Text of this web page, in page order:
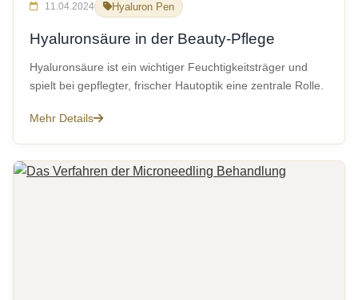
11.04.2024 Hyaluron Pen
Hyaluronsäure in der Beauty-Pflege
Hyaluronsäure ist ein wichtiger Feuchtigkeitsträger und
spielt bei gepflegter, frischer Hautoptik eine zentrale Rolle.
Mehr Details